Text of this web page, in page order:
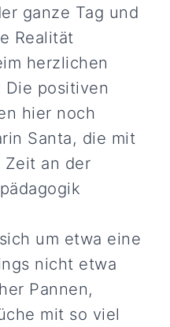
ganze Tag und
Realität
herzlichen
Die positiven
hier noch
Santa, die mit
Zeit an der
um etwa eine
nicht etwa
Pannen,
mit so viel